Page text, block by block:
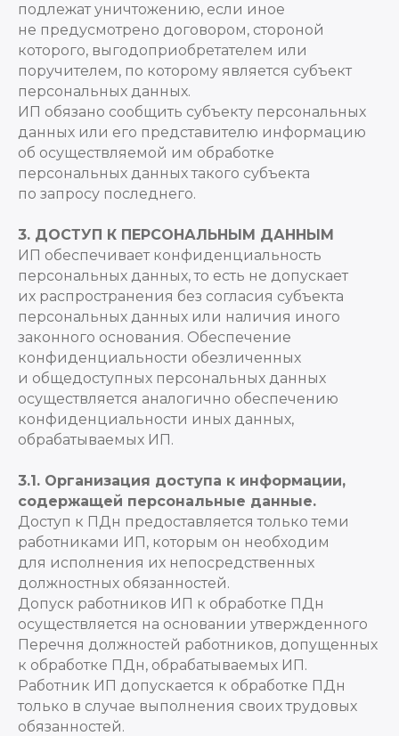
подлежат уничтожению, если иное
не предусмотрено договором, стороной
которого, выгодоприобретателем или
поручителем, по которому является субъект
персональных данных.
ИП обязано сообщить субъекту персональных
данных или его представителю информацию
об осуществляемой им обработке
персональных данных такого субъекта
по запросу последнего.
3. ДОСТУП К ПЕРСОНАЛЬНЫМ ДАННЫМ
ИП обеспечивает конфиденциальность
персональных данных, то есть не допускает
их распространения без согласия субъекта
персональных данных или наличия иного
законного основания. Обеспечение
конфиденциальности обезличенных
и общедоступных персональных данных
осуществляется аналогично обеспечению
конфиденциальности иных данных,
обрабатываемых ИП.
3.1. Организация доступа к информации,
содержащей персональные данные.
Доступ к ПДн предоставляется только теми
работниками ИП, которым он необходим
для исполнения их непосредственных
должностных обязанностей.
Допуск работников ИП к обработке ПДн
осуществляется на основании утвержденного
Перечня должностей работников, допущенных
к обработке ПДн, обрабатываемых ИП.
Работник ИП допускается к обработке ПДн
только в случае выполнения своих трудовых
обязанностей.